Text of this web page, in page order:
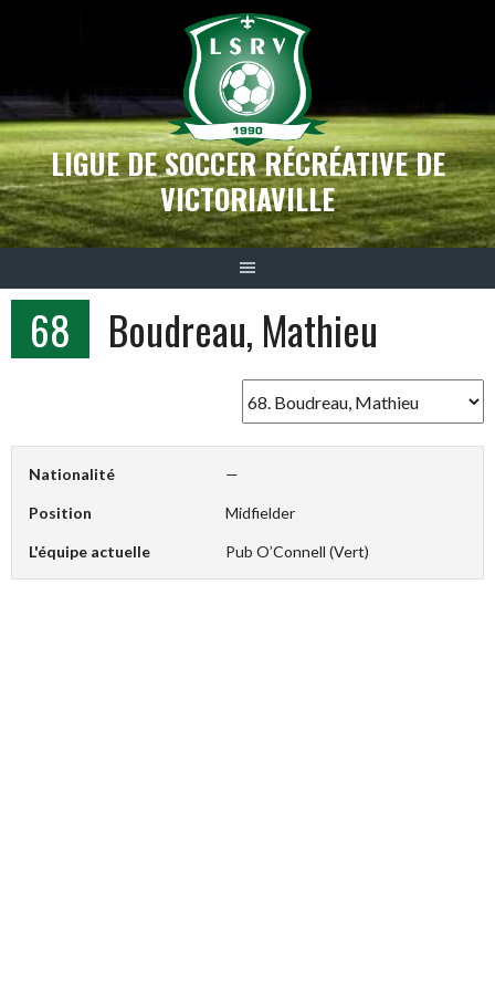
LIGUE DE SOCCER RÉCRÉATIVE DE
VICTORIAVILLE
68 Boudreau, Mathieu
Nationalité —
Position Midfielder
L'équipe actuelle Pub O’Connell (Vert)